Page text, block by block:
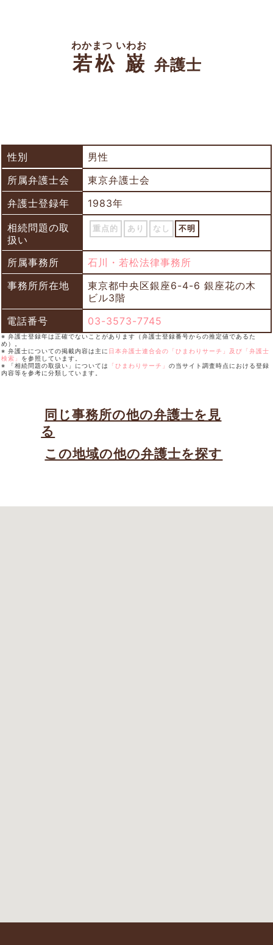
若松 巌
わかまつ いわお
弁護士
性別
男性
所属弁護士会
東京弁護士会
弁護士登録年
1983年
相続問題の取
扱い
重点的 あり なし 不明
所属事務所
石川・若松法律事務所
事務所所在地
東京都中央区銀座6-4-6 銀座花の木
ビル3階
電話番号
03-3573-7745
※ 弁護士登録年は正確でないことがあります（弁護士登録番号からの推定値であるた
め）。
※ 弁護士についての掲載内容は主に 日本弁護士連合会の「ひまわりサーチ」及び「弁護士
検索」 を参照しています。
※ 「相続問題の取扱い」については
「ひまわりサーチ」 の当サイト調査時点における登録
内容等を参考に分類しています。
同じ事務所の他の弁護士を見
る
この地域の他の弁護士を探す